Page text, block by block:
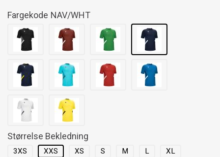
Fargekode NAV/WHT
Størrelse Bekledning
3XS XXS XS S M L XL